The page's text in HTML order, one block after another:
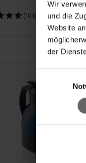
Wir
und die
Website
der
(101)